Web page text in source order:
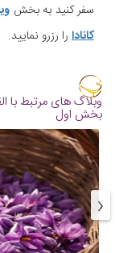
سفر کنید به بخش
کانادا را رزرو نمایید.
وبلاگ های مرتبط با
بخش اول
‹